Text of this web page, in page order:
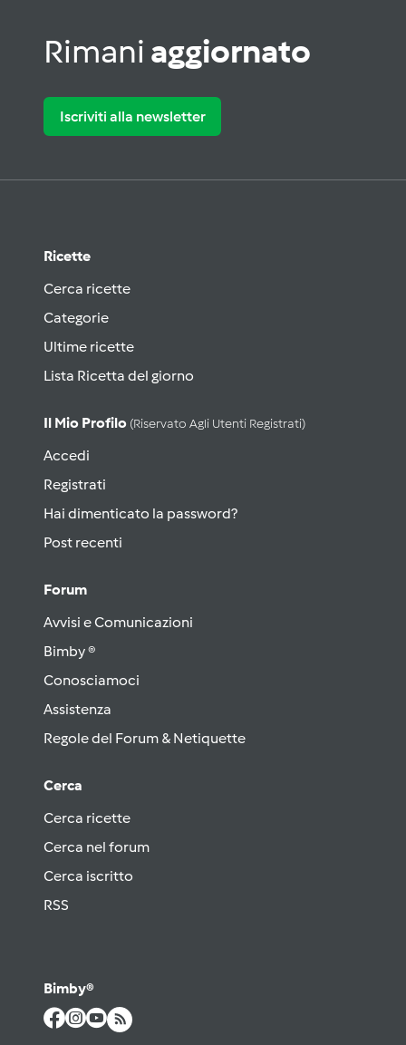
Rimani aggiornato
Iscriviti alla newsletter
Ricette
Cerca ricette
Categorie
Ultime ricette
Lista Ricetta del giorno
Il Mio Profilo (riservato Agli Utenti Registrati)
Accedi
Registrati
Hai dimenticato la password?
Post recenti
Forum
Avvisi e Comunicazioni
Bimby ®
Conosciamoci
Assistenza
Regole del Forum & Netiquette
Cerca
Cerca ricette
Cerca nel forum
Cerca iscritto
RSS
Bimby®